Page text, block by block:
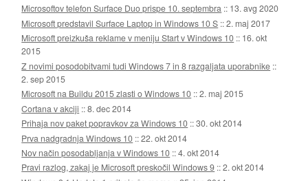
Microsoftov telefon Surface Duo prispe 10. septembra :: 13. avg 2020
Microsoft predstavil Surface Laptop in Windows 10 S ::2. maj 2017
Microsoft preizkuša reklame v meniju Start v Windows 10 :: 16. okt
2015
Z novimi posodobitvami tudi Windows 7 in 8 razgaljata uporabnike ::
2. sep 2015
Microsoft na Buildu 2015 zlasti o Windows 10 ::2. maj 2015
Cortana v akciji ::8. dec 2014
Prihaja nov paket popravkov za Windows 10 ::30. okt 2014
Prva nadgradnja Windows 10 ::22. okt 2014
Nov način posodabljanja v Windows 10 ::4. okt 2014
Pravi razlog, zakaj je Microsoft preskočil Windows 9 ::2. okt 2014